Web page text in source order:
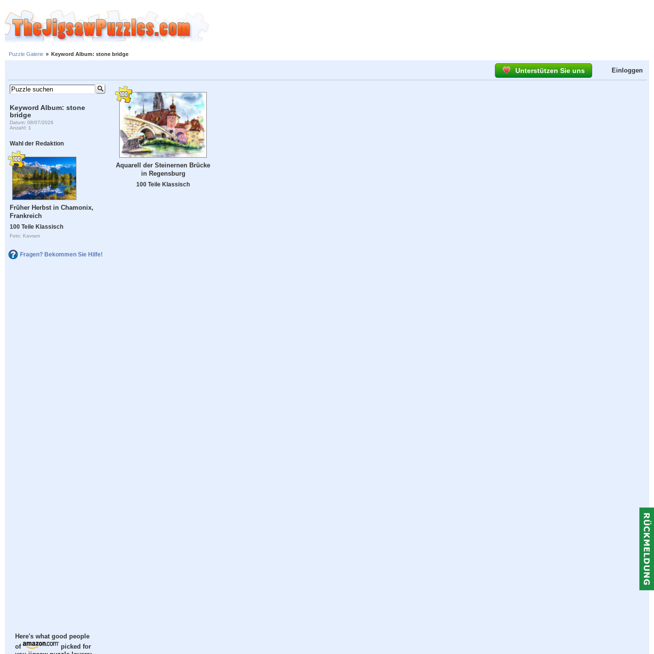
Puzzle Galerie » Keyword Album: stone bridge
Unterstützen Sie uns Einloggen
Keyword Album: stone
bridge
Datum: 08/07/2026
Anzahl: 1
Wahl der Redaktion
Früher Herbst in Chamonix,
Frankreich
100 Teile Klassisch
Foto: Kavram
Fragen? Bekommen Sie Hilfe!
Here's what good people
of
picked for
Aquarell der Steinernen Brücke
in Regensburg
100 Teile Klassisch